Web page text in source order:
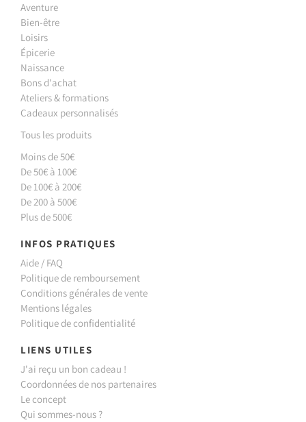
Aventure
Bien-être
Loisirs
Épicerie
Naissance
Bons d'achat
Ateliers & formations
Cadeaux personnalisés
Tous les produits
Moins de 50€
De 50€ à 100€
De 100€ à 200€
De 200 à 500€
Plus de 500€
INFOS PRATIQUES
Aide / FAQ
Politique de remboursement
Conditions générales de vente
Mentions légales
Politique de confidentialité
LIENS UTILES
J'ai reçu un bon cadeau !
Coordonnées de nos partenaires
Le concept
Qui sommes-nous ?